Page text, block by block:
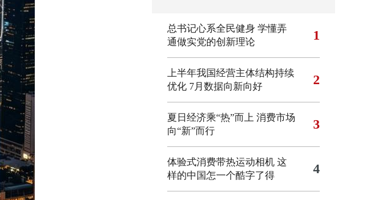
总书记心系全民健身 学懂弄
通做实党的创新理论
1
上半年我国经营主体结构持续
优化 7月数据向新向好 2
夏日经济乘“热”而上 消费市场
向“新”而行
3
体验式消费带热运动相机 这
样的中国怎一个酷字了得
4